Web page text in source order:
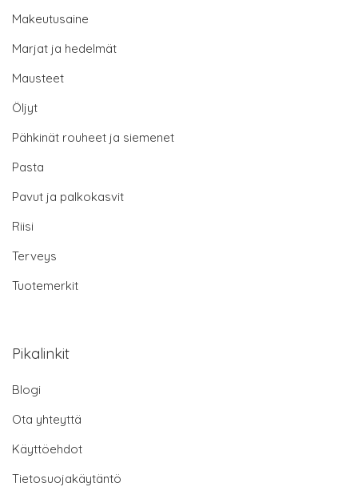
Makeutusaine
Marjat ja hedelmät
Mausteet
Öljyt
Pähkinät rouheet ja siemenet
Pasta
Pavut ja palkokasvit
Riisi
Terveys
Tuotemerkit
Pikalinkit
Blogi
Ota yhteyttä
Käyttöehdot
Tietosuojakäytäntö